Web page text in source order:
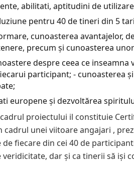
abilitati, aptitudini de
pentru 40 de tineri din 5
cunoasterea avantajelor,
precum și cunoasterea
despre ceea ce
participant; - cunoasterea
europene și dezvoltărea
proiectului il constituie
cadrul unei viitoare angajari ,
de fiecare din cei 40 de
veridicitate, dar și ca tinerii să